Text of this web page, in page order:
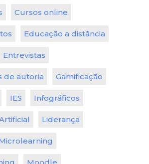
Cursos online
Educação a distância
Entrevistas
de autoria Gamificação
IES Infográficos
Liderança
Moodle